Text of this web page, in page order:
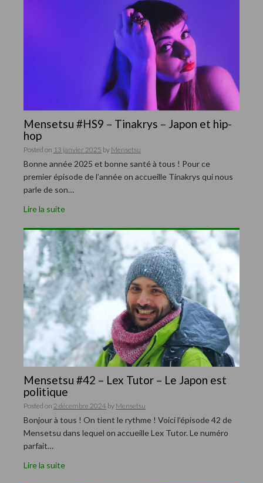
Mensetsu #HS9 – Tinakrys – Japon et hip-
hop
Posted on 13 janvier 2025 by Mensetsu
Bonne année 2025 et bonne santé à tous ! Pour ce
premier épisode de l’année on accueille Tinakrys qui nous
parle de son…
Lire la suite
Mensetsu #42 – Lex Tutor – Le Japon est
politique
Posted on 2 décembre 2024 by Mensetsu
Bonjour à tous ! On tient le rythme ! Voici l’épisode 42 de
Mensetsu dans lequel on accueille Lex Tutor. Le numéro
parfait…
Lire la suite